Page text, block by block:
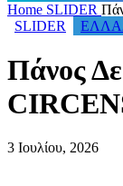
Home SLIDER
SLIDER
Πάνος
3 Ιουλίου, 2026